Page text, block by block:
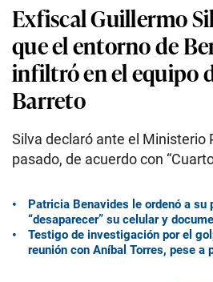
Exfiscal Guillermo
que el entorno de
infiltró en el equipo
Barreto
Silva declaró ante el Ministerio
pasado, de acuerdo con
Patricia Benavides le ordenó a su
“desaparecer” su celular y
Testigo de investigación por el
reunión con Aníbal Torres, pese a